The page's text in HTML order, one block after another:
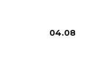
04.08